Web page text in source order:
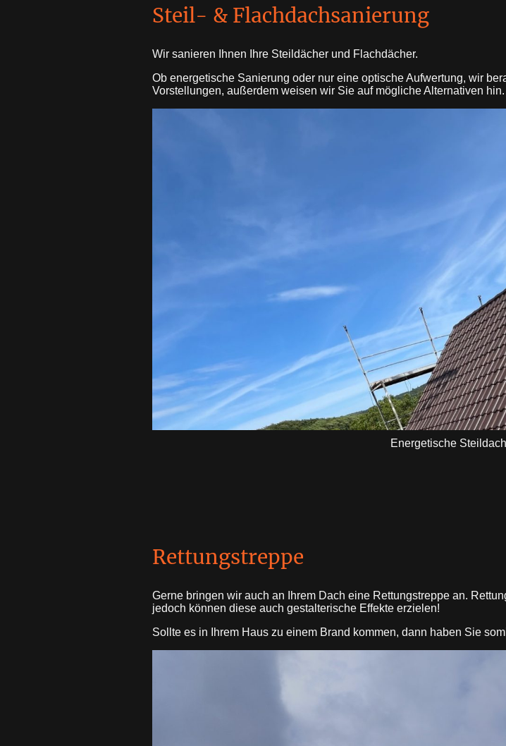
Steil- & Flachdachsanierung
Wir sanieren Ihnen Ihre Steildächer und Flachdächer.
Ob energetische Sanierung oder nur eine optische Aufwertung, wir
Vorstellungen, außerdem weisen wir Sie auf mögliche Alternativen hin.
Energetische
Rettungstreppe
Gerne bringen wir auch an Ihrem Dach eine Rettungstreppe an.
jedoch können diese auch gestalterische Effekte erzielen!
Sollte es in Ihrem Haus zu einem Brand kommen, dann haben Sie